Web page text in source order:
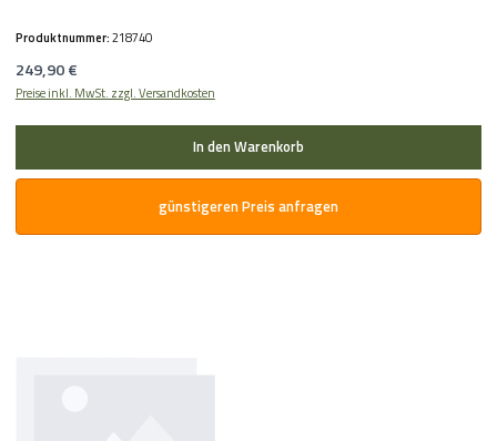
Produktnummer:218740
Regulärer Preis:
249,90 €
Preise inkl. MwSt. zzgl. Versandkosten
In den Warenkorb
günstigeren Preis anfragen